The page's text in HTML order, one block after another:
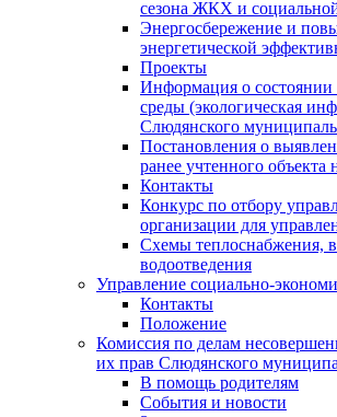
сезона ЖКХ и
Энергосбережение и
энергетической
Проекты
Информация о
среды (экологическая
Слюдянского
Постановления о
ранее учтенного
Контакты
Конкурс по отбору
организации для
Схемы теплоснабжения,
водоотведения
Управление социально-
Контакты
Положение
Комиссия по делам
их прав Слюдянского
В помощь родителям
События и новости